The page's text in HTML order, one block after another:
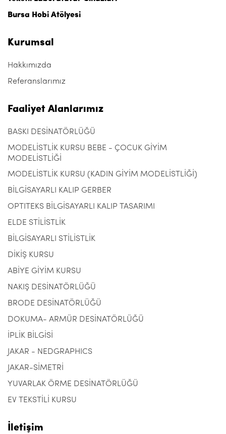
Bursa Hobi Atölyesi
Kurumsal
Hakkımızda
Referanslarımız
Faaliyet Alanlarımız
BASKI DESİNATÖRLÜĞÜ
MODELİSTLİK KURSU BEBE - ÇOCUK GİYİM
MODELİSTLİĞİ
MODELİSTLİK KURSU (KADIN GİYİM MODELİSTLİĞİ)
BİLGİSAYARLI KALIP GERBER
OPTITEKS BİLGİSAYARLI KALIP TASARIMI
ELDE STİLİSTLİK
BİLGİSAYARLI STİLİSTLİK
DİKİŞ KURSU
ABİYE GİYİM KURSU
NAKIŞ DESİNATÖRLÜĞÜ
BRODE DESİNATÖRLÜĞÜ
DOKUMA- ARMÜR DESİNATÖRLÜĞÜ
İPLİK BİLGİSİ
JAKAR - NEDGRAPHICS
JAKAR-SİMETRİ
YUVARLAK ÖRME DESİNATÖRLÜĞÜ
EV TEKSTİLİ KURSU
İletişim